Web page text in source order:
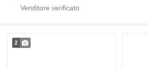
2